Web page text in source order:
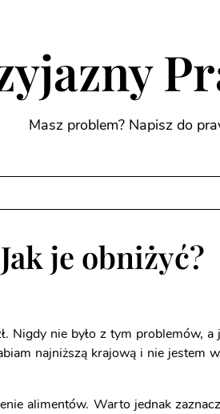
Masz problem? Napisz do
je obniżyć?
Nigdy nie było z tym problemów,
najniższą krajową i nie jestem
alimentów. Warto jednak